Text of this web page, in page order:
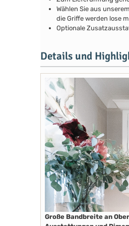
Wählen Sie aus
die Griffe werden lose
Optionale
Details und
Große Bandbreite an